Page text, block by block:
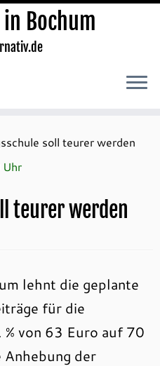
in Bochum
soll teurer werden
teurer werden
lehnt die geplante
für die
von 63 Euro auf 70
Anhebung der